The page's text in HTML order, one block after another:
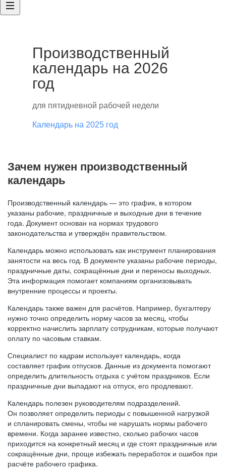
Производственный
календарь на 2026
год
для пятидневной рабочей недели
Календарь на 2025 год
Зачем нужен производственный
календарь
Производственный календарь — это график, в котором
указаны рабочие, праздничные и выходные дни в течение
года. Документ основан на нормах трудового
законодательства и утверждён правительством.
Календарь можно использовать как инструмент планирования
занятости на весь год. В документе указаны рабочие периоды,
праздничные даты, сокращённые дни и переносы выходных.
Эта информация помогает компаниям организовывать
внутренние процессы и проекты.
Календарь также важен для расчётов. Например, бухгалтеру
нужно точно определить норму часов за месяц, чтобы
корректно начислить зарплату сотрудникам, которые получают
оплату по часовым ставкам.
Специалист по кадрам использует календарь, когда
составляет график отпусков. Данные из документа помогают
определить длительность отдыха с учётом праздников. Если
праздничные дни выпадают на отпуск, его продлевают.
Календарь полезен руководителям подразделений.
Он позволяет определить периоды с повышенной нагрузкой
и спланировать смены, чтобы не нарушать нормы рабочего
времени. Когда заранее известно, сколько рабочих часов
приходится на конкретный месяц и где стоят праздничные или
сокращённые дни, проще избежать переработок и ошибок при
расчёте рабочего графика.